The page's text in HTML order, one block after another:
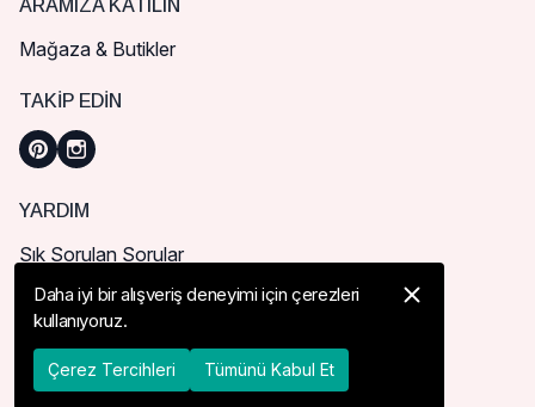
ARAMIZA KATILIN
Mağaza & Butikler
TAKIP EDIN
YARDIM
Sık Sorulan Sorular
Nasıl Sipariş Verebilirim?
Kargo ve Teslimat
İade, İptal ve Değişim
Daha iyi bir alışveriş deneyimi için çerezleri
kullanıyoruz.
Çerez Tercihleri Tümünü Kabul Et